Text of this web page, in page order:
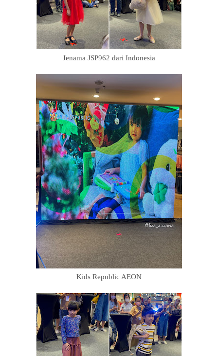
Jenama JSP962 dari Indonesia
Kids Republic AEON